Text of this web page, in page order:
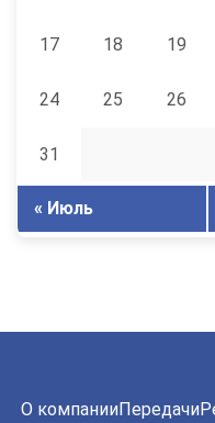
17 18 19
24 25 26
31
« Июль
О компанииПередачи